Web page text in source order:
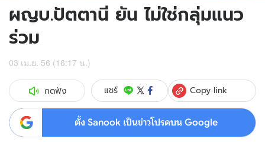
ผญบ.ปัตตานี ยัน ไม่ใช่กลุ่มแนว
ร่วม
03 เม.ย. 56 (16:17 น.)
กดฟัง แชร์ Copy link
ตั้ง Sanook เป็นข่าวโปรดบน Google